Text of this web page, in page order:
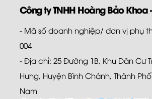
Công ty TNHH Hoàng Bảo Khoa
- Mã số doanh nghiệp/ đơn vị phụ
004
- Địa chỉ: 25 Đường 1B, Khu Dân Cư
Hưng, Huyện Bình Chánh, Thành
Nam